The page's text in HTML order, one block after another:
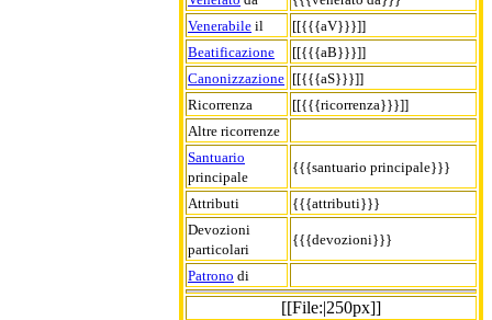
Venerabile il
[[{{{aV}}}]]
Beatificazione
[[{{{aB}}}]]
Canonizzazione [[{{{aS}}}]]
Ricorrenza
[[{{{ricorrenza}}}]]
Altre ricorrenze
Santuario
principale
{{{santuario principale}}}
Attributi
{{{attributi}}}
Devozioni
particolari
{{{devozioni}}}
Patrono di
[[File:|250px]]